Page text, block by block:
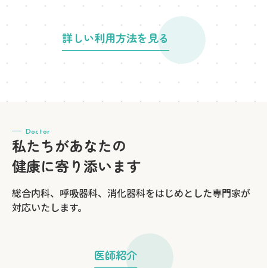
詳しい利用方法を見る
Doctor
私たちがあなたの
健康に寄り添います
総合内科、呼吸器科、消化器科をはじめとした専門家が
対応いたします。
医師紹介